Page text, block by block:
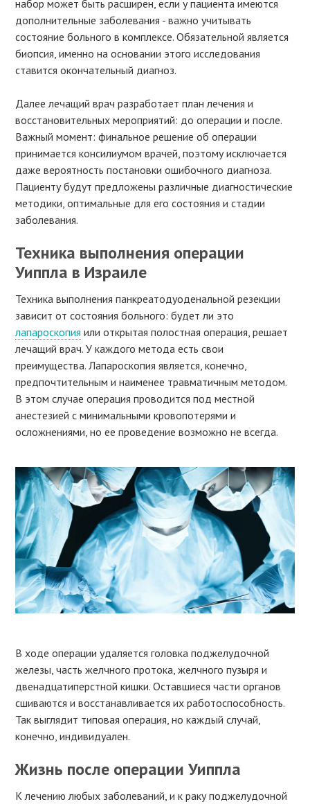
набор может быть расширен, если у пациента имеются
дополнительные заболевания - важно учитывать
состояние больного в комплексе. Обязательной является
биопсия, именно на основании этого исследования
ставится окончательный диагноз.
Далее лечащий врач разработает план лечения и
восстановительных мероприятий: до операции и после.
Важный момент: финальное решение об операции
принимается консилиумом врачей, поэтому исключается
даже вероятность постановки ошибочного диагноза.
Пациенту будут предложены различные диагностические
методики, оптимальные для его состояния и стадии
заболевания.
Техника выполнения операции
Уиппла в Израиле
Техника выполнения панкреатодуоденальной резекции
зависит от состояния больного: будет ли это
лапароскопия или открытая полостная операция, решает
лечащий врач. У каждого метода есть свои
преимущества. Лапароскопия является, конечно,
предпочтительным и наименее травматичным методом.
В этом случае операция проводится под местной
анестезией с минимальными кровопотерями и
осложнениями, но ее проведение возможно не всегда.
В ходе операции удаляется головка поджелудочной
железы, часть желчного протока, желчного пузыря и
двенадцатиперстной кишки. Оставшиеся части органов
сшиваются и восстанавливается их работоспособность.
Так выглядит типовая операция, но каждый случай,
конечно, индивидуален.
Жизнь после операции Уиппла
К лечению любых заболеваний, и к раку поджелудочной